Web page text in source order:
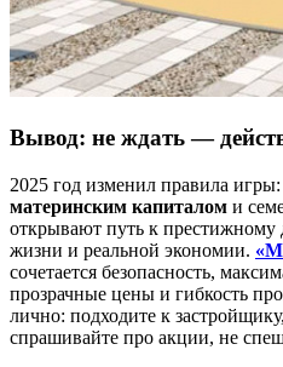
Вывод: не ждать —
2025 год изменил правила игры:
материнским капиталом и
открывают путь к престижному
жизни и реальной экономии.
сочетается безопасность,
прозрачные цены и гибкость
лично: подходите к
спрашивайте про акции, не